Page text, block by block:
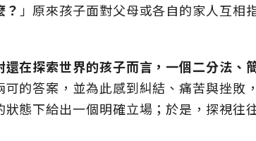
」原來孩子面對父母或各自的家人互相
在探索世界的孩子而言，一個二分法、
可的答案，並為此感到糾結、痛苦與挫敗
態下給出一個明確立場；於是，探視往